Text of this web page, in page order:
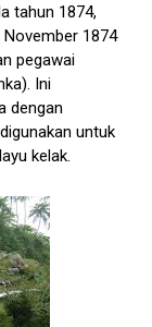
tahun 1874,
1874
pegawai
Ini
dengan
untuk
kelak.